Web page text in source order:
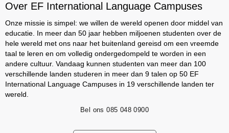
Over EF International Language Campuses
Onze missie is simpel: we willen de wereld openen door middel van
educatie. In meer dan 50 jaar hebben miljoenen studenten over de
hele wereld met ons naar het buitenland gereisd om een vreemde
taal te leren en om volledig ondergedompeld te worden in een
andere cultuur. Vandaag kunnen studenten van meer dan 100
verschillende landen studeren in meer dan 9 talen op 50 EF
International Language Campuses in 19 verschillende landen ter
wereld.
Bel ons 085 048 0900